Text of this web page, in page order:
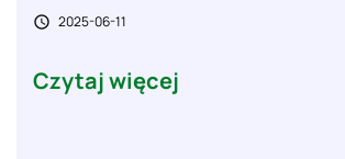
 2025-06-11
Czytaj więcej